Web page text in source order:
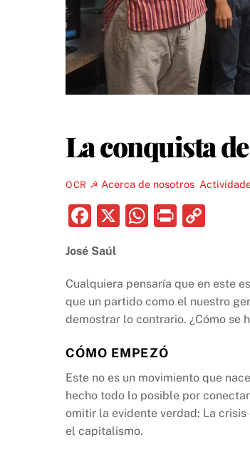
La conquista
OCR ☭ Acerca de nosotros
F
c
e
b
o
o
k
X
W
s
A
p
p
P
y
Li
n
José Saúl
Cualquiera pensaría que en este
que un partido como el nuestro
demostrar lo contrario. ¿Cómo se
CÓMO EMPEZÓ
Este no es un movimiento que
hecho todo lo posible por
omitir la evidente verdad: La
el capitalismo.